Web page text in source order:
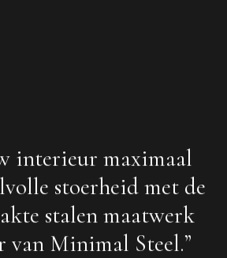
interieur maximaal
stoerheid met de
stalen maatwerk
van Minimal Steel.”